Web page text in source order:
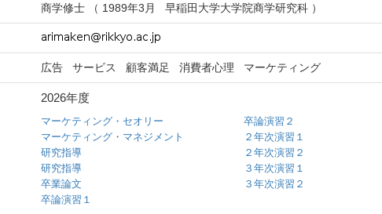
商学修士 （ 1989年3月 早稲田大学大学院商学研究科 ）
広告 サービス 顧客満足 消費者心理 マーケティング
2026年度
マーケティング・セオリー
マーケティング・マネジメント
研究指導
研究指導
卒業論文
卒論演習１
卒論演習２
２年次演習１
２年次演習２
３年次演習１
３年次演習２